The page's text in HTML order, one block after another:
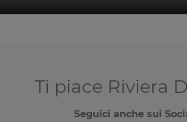
Ti piace Riviera
Seguici anche sui